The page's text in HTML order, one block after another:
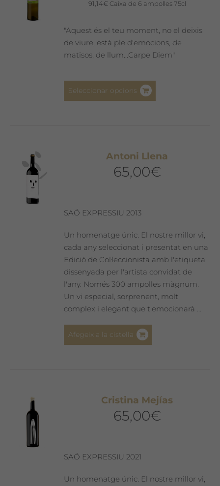
91,14€ Caixa de 6 ampolles 75cl
"Aquest és el teu moment, no el deixis
de viure, està ple d'emocions, de
matisos, de llum...Carpe Diem"
Seleccionar opcions
opcions
pàgina
del
producte
Antoni Llena
65,00€
SAÓ EXPRESSIU 2013
Un homenatge únic. El nostre millor vi,
cada any seleccionat i presentat en una
Edició de Col·leccionista amb l'etiqueta
dissenyada per l'artista convidat de
l'any. Només 300 ampolles màgnum.
Un vi especial, sorprenent, molt
complex i elegant que t'emocionarà ...
Afegeix a la cistella
Cristina Mejías
65,00€
SAÓ EXPRESSIU 2021
Un homenatge únic. El nostre millor vi,